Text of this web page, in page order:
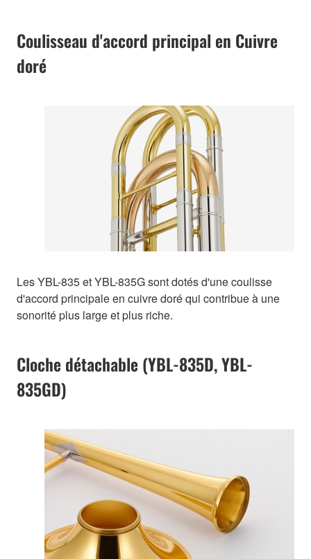
Coulisseau d'accord principal en Cuivre
doré
Les YBL-835 et YBL-835G sont dotés d'une coulisse
d'accord principale en cuivre doré qui contribue à une
sonorité plus large et plus riche.
Cloche détachable (YBL-835D, YBL-
835GD)